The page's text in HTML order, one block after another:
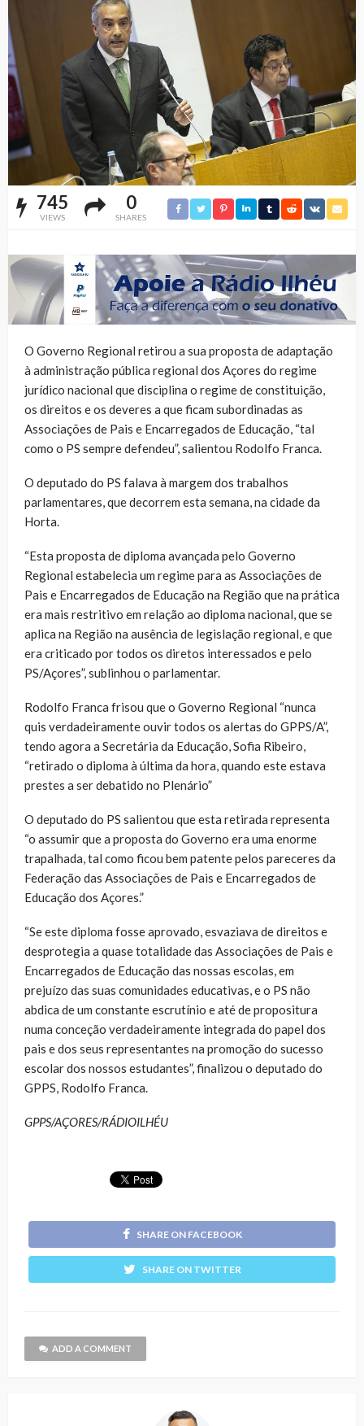
745
VIEWS
0
SHARES
O Governo Regional retirou a sua proposta de adaptação
à administração pública regional dos Açores do regime
jurídico nacional que disciplina o regime de constituição,
os direitos e os deveres a que ficam subordinadas as
Associações de Pais e Encarregados de Educação, “tal
como o PS sempre defendeu”, salientou Rodolfo Franca.
O deputado do PS falava à margem dos trabalhos
parlamentares, que decorrem esta semana, na cidade da
Horta.
“Esta proposta de diploma avançada pelo Governo
Regional estabelecia um regime para as Associações de
Pais e Encarregados de Educação na Região que na prática
era mais restritivo em relação ao diploma nacional, que se
aplica na Região na ausência de legislação regional, e que
era criticado por todos os diretos interessados e pelo
PS/Açores”, sublinhou o parlamentar.
Rodolfo Franca frisou que o Governo Regional “nunca
quis verdadeiramente ouvir todos os alertas do GPPS/A”,
tendo agora a Secretária da Educação, Sofia Ribeiro,
“retirado o diploma à última da hora, quando este estava
prestes a ser debatido no Plenário”
O deputado do PS salientou que esta retirada representa
“o assumir que a proposta do Governo era uma enorme
trapalhada, tal como ficou bem patente pelos pareceres da
Federação das Associações de Pais e Encarregados de
Educação dos Açores.”
“Se este diploma fosse aprovado, esvaziava de direitos e
desprotegia a quase totalidade das Associações de Pais e
Encarregados de Educação das nossas escolas, em
prejuízo das suas comunidades educativas, e o PS não
abdica de um constante escrutínio e até de propositura
numa conceção verdadeiramente integrada do papel dos
pais e dos seus representantes na promoção do sucesso
escolar dos nossos estudantes”, finalizou o deputado do
GPPS, Rodolfo Franca.
GPPS/AÇORES/RÁDIOILHÉU
SHARE ON FACEBOOK
SHARE ON TWITTER
ADD A COMMENT